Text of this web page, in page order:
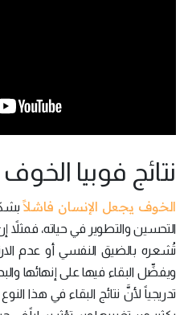
نتائج فوبيا
الخوف يجعل الإنسان فاشلاً
التحسين والتطوير في حياته،
تُشعره بالضيق النفسي أو عدم
ويفضِّل البقاء فيها على إنهائها
تدريجياً لأنَّ نتائج البقاء في هذا